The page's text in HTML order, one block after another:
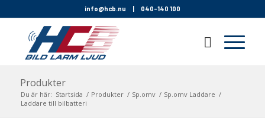
info@hcb.nu | 040-140 100
Produkter
Du är här: Startsida / Produkter / Sp.omv / Sp.omv Laddare /
Laddare till bilbatteri